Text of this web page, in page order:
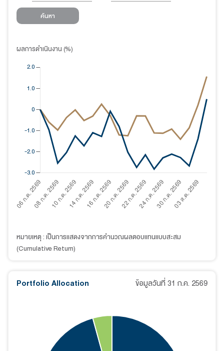
ค้นหา
ผลการดำเนินงาน (%)
หมายเหตุ : เป็นการแสดงจากการคำนวณผลตอบแทนแบบสะสม
(Cumulative Return)
Portfolio Allocation ข้อมูลวันที่ 31 ก.ค. 2569